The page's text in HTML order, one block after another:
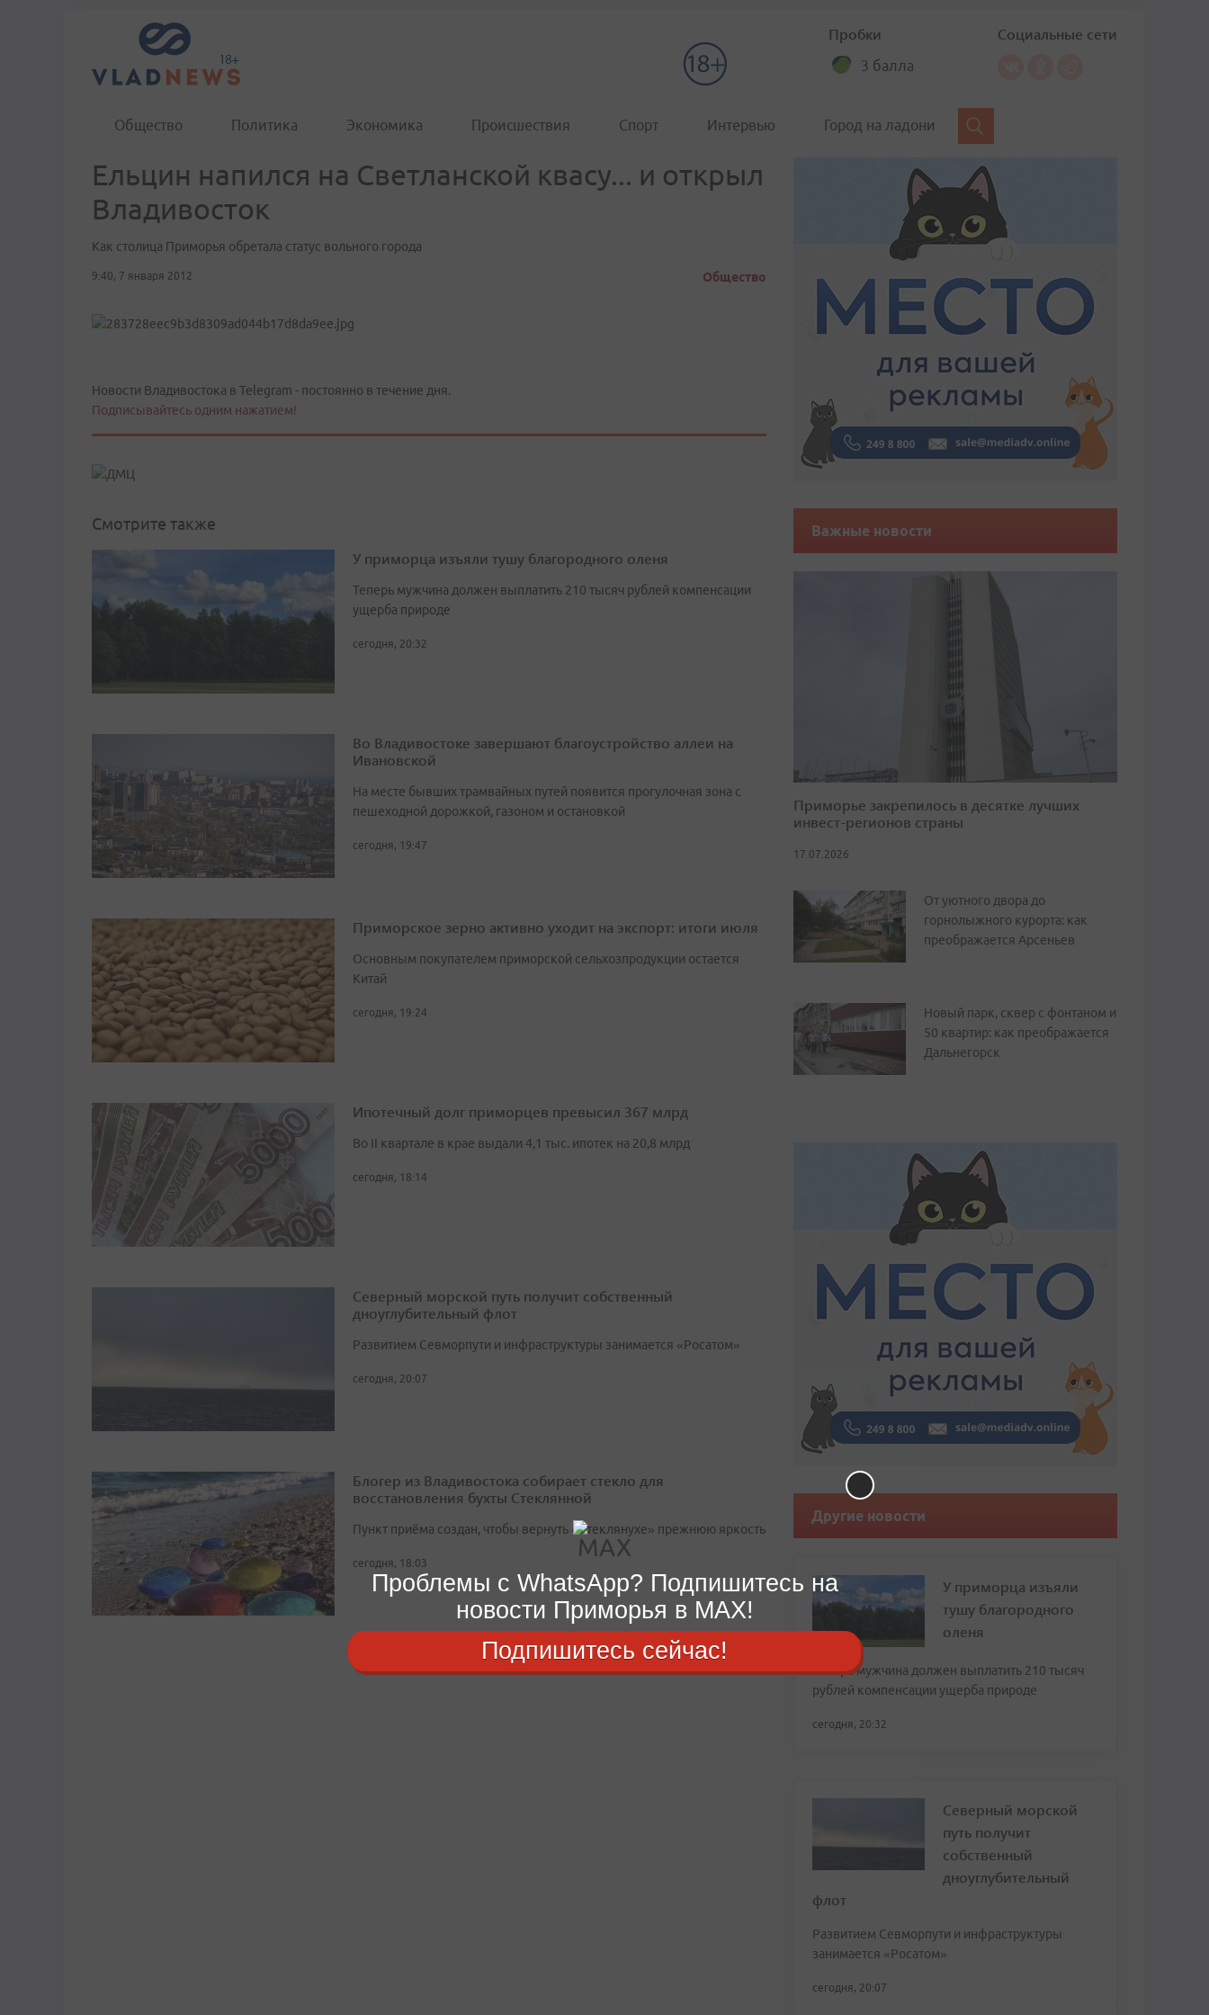
Пробки
3 балла
Социальные сети
Общество Политика Экономика Происшествия Спорт Интервью Город на ладони
Ельцин напился на Светланской квасу... и открыл
Владивосток
Как столица Приморья обретала статус вольного города
9:40, 7 января 2012 Общество
Новости Владивостока в Telegram - постоянно в течение дня.
Подписывайтесь одним нажатием!
Смотрите также
У приморца изъяли тушу благородного оленя
Теперь мужчина должен выплатить 210 тысяч рублей компенсации
ущерба природе
сегодня, 20:32
Во Владивостоке завершают благоустройство аллеи на
Ивановской
На месте бывших трамвайных путей появится прогулочная зона с
пешеходной дорожкой, газоном и остановкой
сегодня, 19:47
Приморское зерно активно уходит на экспорт: итоги июля
Основным покупателем приморской сельхозпродукции остается
Китай
сегодня, 19:24
Ипотечный долг приморцев превысил 367 млрд
Во II квартале в крае выдали 4,1 тыс. ипотек на 20,8 млрд
сегодня, 18:14
Северный морской путь получит собственный
дноуглубительный флот
Развитием Севморпути и инфраструктуры занимается «Росатом»
сегодня, 20:07
Блогер из Владивостока собирает стекло для
восстановления бухты Стеклянной
Пункт приёма создан, чтобы вернуть «Стеклянухе» прежнюю яркость
сегодня, 18:03
Важные новости
Приморье закрепилось в десятке лучших
инвест-регионов страны
17.07.2026
От уютного двора до
горнолыжного курорта: как
преображается Арсеньев
Новый парк, сквер с фонтаном и
50 квартир: как преображается
Дальнегорск
Другие новости
У приморца изъяли
тушу благородного
оленя
Теперь мужчина должен выплатить 210 тысяч
рублей компенсации ущерба природе
сегодня, 20:32
Северный морской
путь получит
собственный
дноуглубительный
флот
Развитием Севморпути и инфраструктуры
занимается «Росатом»
сегодня, 20:07
Проблемы с WhatsApp? Подпишитесь на
новости Приморья в MAX!
Подпишитесь сейчас!